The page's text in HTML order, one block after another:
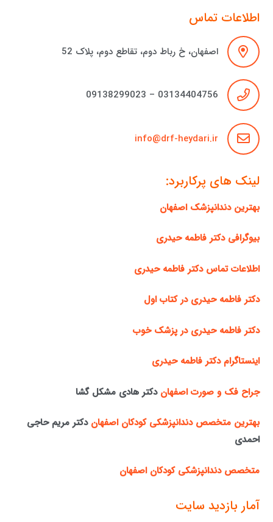
اطلاعات تماس
اصفهان، خ رباط دوم، تقاطع دوم، پلاک 52
03134404756 – 09138299023
info@drf-heydari.ir
لینک های پرکاربرد:
بهترین دندانپزشک اصفهان
بیوگرافی دکتر فاطمه حیدری
اطلاعات تماس دکتر فاطمه حیدری
دکتر فاطمه حیدری در کتاب اول
دکتر فاطمه حیدری در پزشک خوب
اینستاگرام دکتر فاطمه حیدری
جراح فک و صورت اصفهان دکتر هادی مشکل گشا
بهترین متخصص دندانپزشکی کودکان اصفهان دکتر مریم حاجی
احمدی
متخصص دندانپزشکی کودکان اصفهان
آمار بازدید سایت